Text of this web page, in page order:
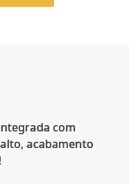
com
acabamento